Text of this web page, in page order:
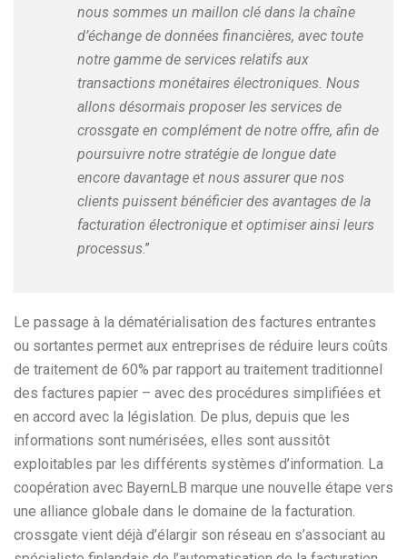
nous sommes un maillon clé dans la chaîne
d’échange de données financières, avec toute
notre gamme de services relatifs aux
transactions monétaires électroniques. Nous
allons désormais proposer les services de
crossgate en complément de notre offre, afin de
poursuivre notre stratégie de longue date
encore davantage et nous assurer que nos
clients puissent bénéficier des avantages de la
facturation électronique et optimiser ainsi leurs
processus.”
Le passage à la dématérialisation des factures entrantes
ou sortantes permet aux entreprises de réduire leurs coûts
de traitement de 60% par rapport au traitement traditionnel
des factures papier – avec des procédures simplifiées et
en accord avec la législation. De plus, depuis que les
informations sont numérisées, elles sont aussitôt
exploitables par les différents systèmes d’information. La
coopération avec BayernLB marque une nouvelle étape vers
une alliance globale dans le domaine de la facturation.
crossgate vient déjà d’élargir son réseau en s’associant au